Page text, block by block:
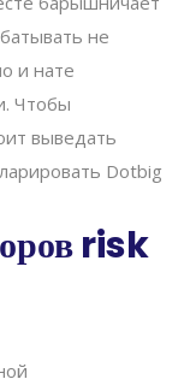
не
и нате
Чтобы
выведать
Dotbig
risk